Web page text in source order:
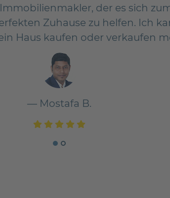
der es sich
Zuhause zu helfen. Ich
Haus kaufen oder verkaufen
— Mostafa B.